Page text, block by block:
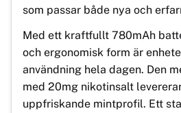
som passar både nya och
Med ett kraftfullt 780mAh
och ergonomisk form är
användning hela dagen. Den
med 20mg nikotinsalt
uppfriskande mintprofil. Ett